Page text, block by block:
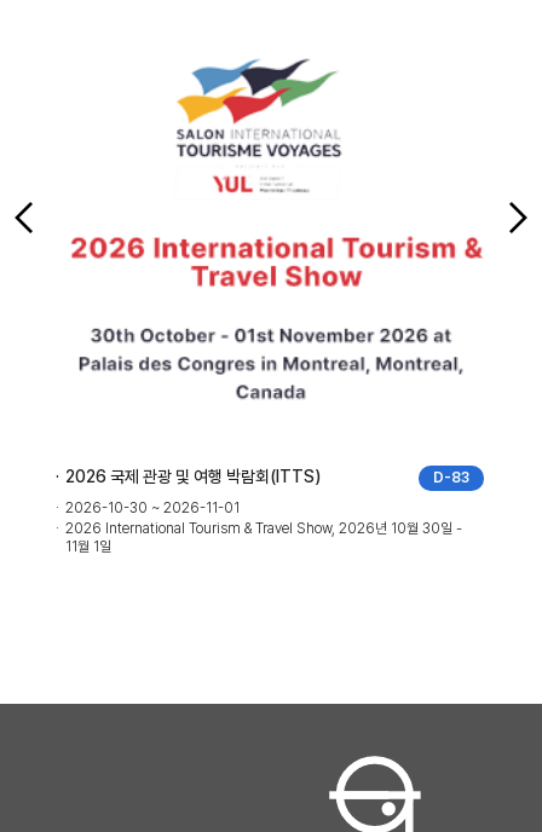
D-83
2026년 10월 30일 -
2026 매직 라스베가스
2026 MAGIC LAS VEGAS, 2026년 08월 10일